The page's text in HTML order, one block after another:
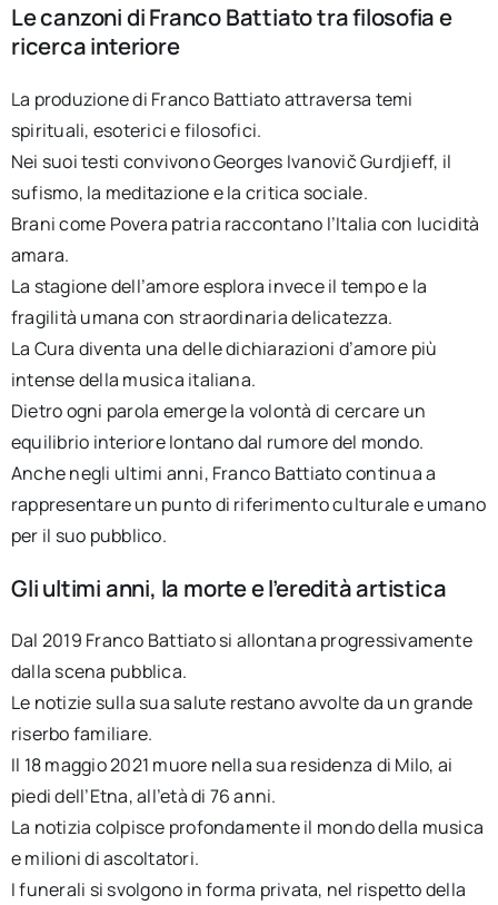
Le canzoni di Franco Battiato tra filosofia e
ricerca interiore
La produzione di Franco Battiato attraversa temi
spirituali, esoterici e filosofici.
Nei suoi testi convivono Georges Ivanovič Gurdjieff, il
sufismo, la meditazione e la critica sociale.
Brani come Povera patria raccontano l’Italia con lucidità
amara.
La stagione dell’amore esplora invece il tempo e la
fragilità umana con straordinaria delicatezza.
La Cura diventa una delle dichiarazioni d’amore più
intense della musica italiana.
Dietro ogni parola emerge la volontà di cercare un
equilibrio interiore lontano dal rumore del mondo.
Anche negli ultimi anni, Franco Battiato continua a
rappresentare un punto di riferimento culturale e umano
per il suo pubblico.
Gli ultimi anni, la morte e l’eredità artistica
Dal 2019 Franco Battiato si allontana progressivamente
dalla scena pubblica.
Le notizie sulla sua salute restano avvolte da un grande
riserbo familiare.
Il 18 maggio 2021 muore nella sua residenza di Milo, ai
piedi dell’Etna, all’età di 76 anni.
La notizia colpisce profondamente il mondo della musica
e milioni di ascoltatori.
I funerali si svolgono in forma privata, nel rispetto della